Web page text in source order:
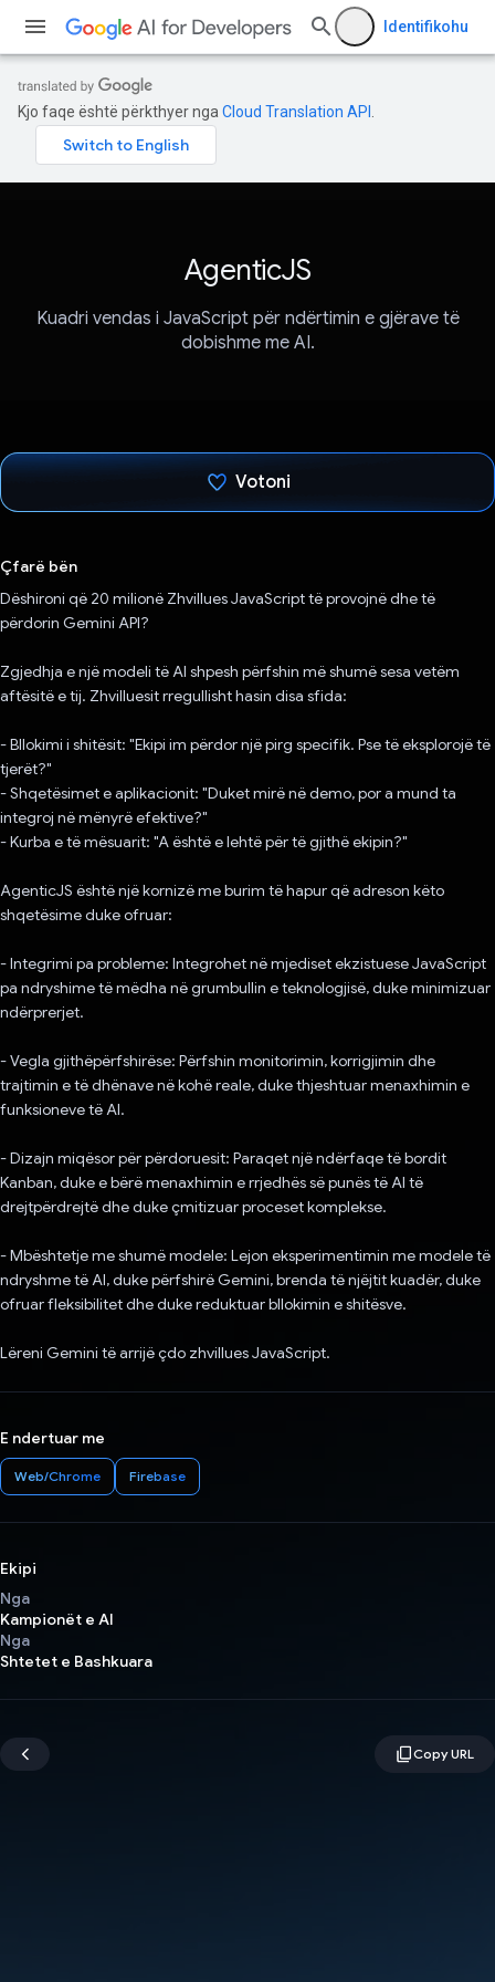
Identifikohu
Kjo faqe është përkthyer nga Cloud Translation API
AgenticJS
Kuadri vendas i JavaScript për ndërtimin e gjërave të
dobishme me AI.
Votoni
Çfarë bën
Dëshironi që 20 milionë Zhvillues JavaScript të provojnë dhe të
përdorin Gemini API?
Zgjedhja e një modeli të AI shpesh përfshin më shumë sesa vetëm
aftësitë e tij. Zhvilluesit rregullisht hasin disa sfida:
- Bllokimi i shitësit: "Ekipi im përdor një pirg specifik. Pse të eksplorojë të
tjerët?"
- Shqetësimet e aplikacionit: "Duket mirë në demo, por a mund ta
integroj në mënyrë efektive?"
- Kurba e të mësuarit: "A është e lehtë për të gjithë ekipin?"
AgenticJS është një kornizë me burim të hapur që adreson këto
shqetësime duke ofruar:
- Integrimi pa probleme: Integrohet në mjediset ekzistuese JavaScript
pa ndryshime të mëdha në grumbullin e teknologjisë, duke minimizuar
ndërprerjet.
- Vegla gjithëpërfshirëse: Përfshin monitorimin, korrigjimin dhe
trajtimin e të dhënave në kohë reale, duke thjeshtuar menaxhimin e
funksioneve të AI.
- Dizajn miqësor për përdoruesit: Paraqet një ndërfaqe të bordit
Kanban, duke e bërë menaxhimin e rrjedhës së punës të AI të
drejtpërdrejtë dhe duke çmitizuar proceset komplekse.
- Mbështetje me shumë modele: Lejon eksperimentimin me modele të
ndryshme të AI, duke përfshirë Gemini, brenda të njëjtit kuadër, duke
ofruar fleksibilitet dhe duke reduktuar bllokimin e shitësve.
Lëreni Gemini të arrijë çdo zhvillues JavaScript.
E ndertuar me
Web/Chrome Firebase
Ekipi
Nga
Kampionët e AI
Nga
Shtetet e Bashkuara